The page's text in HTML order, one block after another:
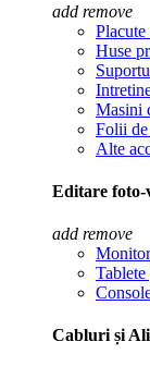
add remove
Placute
Huse
Masini
Folii de
Alte
Editare foto-
add remove
Cabluri și